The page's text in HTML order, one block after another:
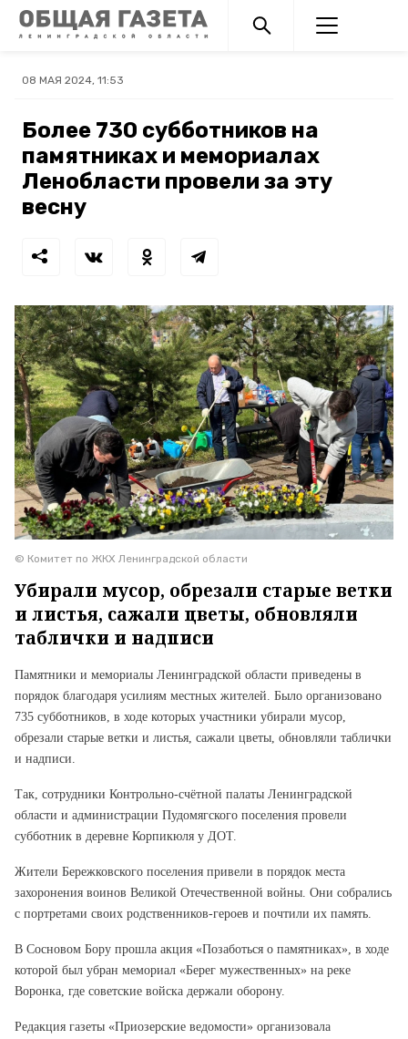
08 МАЯ 2024, 11:53
Более 730 субботников на
памятниках и мемориалах
Ленобласти провели за эту
весну
© Комитет по ЖКХ Ленинградской области
Убирали мусор, обрезали старые ветки
и листья, сажали цветы, обновляли
таблички и надписи
Памятники и мемориалы Ленинградской области приведены в
порядок благодаря усилиям местных жителей. Было организовано
735 субботников, в ходе которых участники убирали мусор,
обрезали старые ветки и листья, сажали цветы, обновляли таблички
и надписи.
Так, сотрудники Контрольно-счётной палаты Ленинградской
области и администрации Пудомягского поселения провели
субботник в деревне Корпикюля у ДОТ.
Жители Бережковского поселения привели в порядок места
захоронения воинов Великой Отечественной войны. Они собрались
с портретами своих родственников-героев и почтили их память.
В Сосновом Бору прошла акция «Позаботься о памятниках», в ходе
которой был убран мемориал «Берег мужественных» на реке
Воронка, где советские войска держали оборону.
Редакция газеты «Приозерские ведомости» организовала